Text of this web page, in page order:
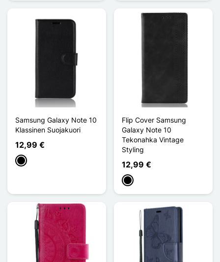
Samsung Galaxy Note 10
Klassinen Suojakuori
12,99 €
Musta
Flip Cover Samsung
Galaxy Note 10
Tekonahka Vintage
Styling
12,99 €
Musta